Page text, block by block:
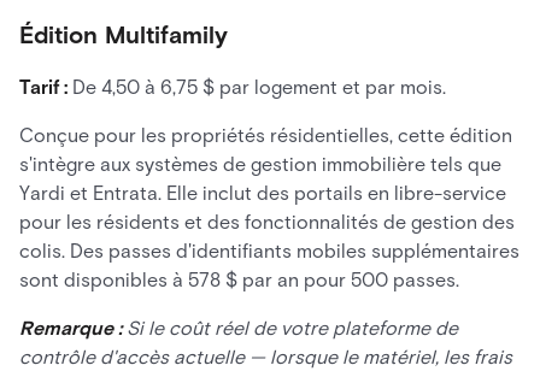
Édition Multifamily
Tarif : De 4,50 à 6,75 $ par logement et par mois.
Conçue pour les propriétés résidentielles, cette édition
s'intègre aux systèmes de gestion immobilière tels que
Yardi et Entrata. Elle inclut des portails en libre-service
pour les résidents et des fonctionnalités de gestion des
colis. Des passes d'identifiants mobiles supplémentaires
sont disponibles à 578 $ par an pour 500 passes.
Remarque :Si le coût réel de votre plateforme de
contrôle d'accès actuelle — lorsque le matériel, les frais